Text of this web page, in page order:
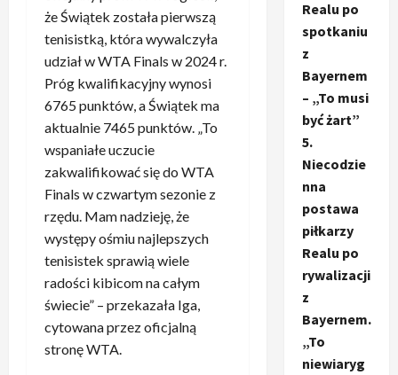
że Świątek została pierwszą
tenisistką, która wywalczyła
udział w WTA Finals w 2024 r.
Próg kwalifikacyjny wynosi
6765 punktów, a Świątek ma
aktualnie 7465 punktów. „To
wspaniałe uczucie
zakwalifikować się do WTA
Finals w czwartym sezonie z
rzędu. Mam nadzieję, że
występy ośmiu najlepszych
tenisistek sprawią wiele
radości kibicom na całym
świecie” – przekazała Iga,
cytowana przez oficjalną
stronę WTA.
Realu po
spotkaniu
z
Bayernem
– „To musi
być żart”
5.
Niecodzie
nna
postawa
piłkarzy
Realu po
rywalizacji
z
Bayernem.
„To
niewiaryg